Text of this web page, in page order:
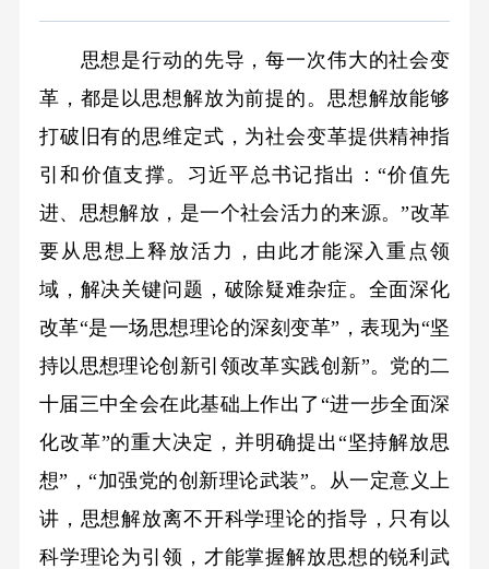
思想是行动的先导，每一次伟大的社会变
革，都是以思想解放为前提的。思想解放能够
打破旧有的思维定式，为社会变革提供精神指
引和价值支撑。习近平总书记指出：“价值先
进、思想解放，是一个社会活力的来源。”改革
要从思想上释放活力，由此才能深入重点领
域，解决关键问题，破除疑难杂症。全面深化
改革“是一场思想理论的深刻变革”，表现为“坚
持以思想理论创新引领改革实践创新”。党的二
十届三中全会在此基础上作出了“进一步全面深
化改革”的重大决定，并明确提出“坚持解放思
想”，“加强党的创新理论武装”。从一定意义上
讲，思想解放离不开科学理论的指导，只有以
科学理论为引领，才能掌握解放思想的锐利武